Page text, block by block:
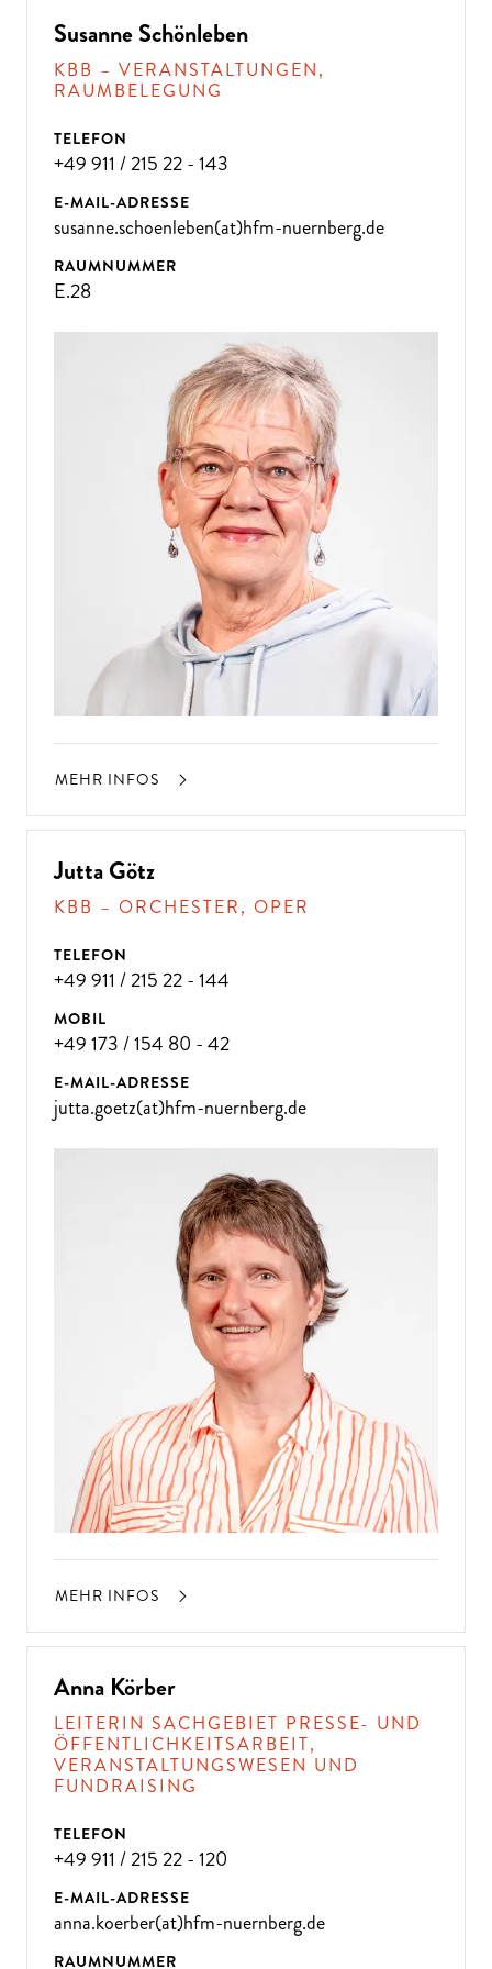
S!
Susanne Schönleben
KBB – VERANSTALTUNGEN,
RAUMBELEGUNG
TELEFON
+49 911 / 215 22 - 143
E-MAIL-ADRESSE
susanne.schoenleben(at)hfm-nuernberg.de
RAUMNUMMER
E.28
MEHR INFOS
Jutta Götz
KBB – ORCHESTER, OPER
TELEFON
+49 911 / 215 22 - 144
MOBIL
+49 173 / 154 80 - 42
E-MAIL-ADRESSE
jutta.goetz(at)hfm-nuernberg.de
MEHR INFOS
Anna Körber
LEITERIN SACHGEBIET PRESSE- UND
ÖFFENTLICHKEITSARBEIT,
VERANSTALTUNGSWESEN UND
FUNDRAISING
TELEFON
+49 911 / 215 22 - 120
E-MAIL-ADRESSE
anna.koerber(at)hfm-nuernberg.de
RAUMNUMMER